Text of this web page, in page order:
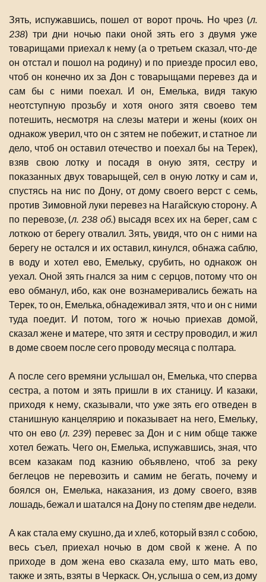
Зять, испужавшись, пошел от ворот прочь. Но чрез (л.
238) три дни ночью паки оной зять его з двумя уже
товарищами приехал к нему (а о третьем сказал, что-де
он отстал и пошол на родину) и по приезде просил ево,
чтоб он конечно их за Дон с товарыщами перевез да и
сам бы с ними поехал. И он, Емелька, видя такую
неотступную прозьбу и хотя оного зятя своево тем
потешить, несмотря на слезы матери и жены (коих он
однакож уверил, что он с зятем не побежит, и статное ли
дело, чтоб он оставил отечество и поехал бы на Терек),
взяв свою лотку и посадя в оную зятя, сестру и
показанных двух товарыщей, сел в оную лотку и сам и,
спустясь на нис по Дону, от дому своего верст с семь,
против Зимовной луки перевез на Нагайскую сторону. А
по перевозе, (л. 238 об.) высадя всех их на берег, сам с
лоткою от берегу отвалил. Зять, увидя, что он с ними на
берегу не остался и их оставил, кинулся, обнажа саблю,
в воду и хотел ево, Емельку, срубить, но однакож он
уехал. Оной зять гнался за ним с серцов, потому что он
ево обманул, ибо, как оне вознамеривались бежать на
Терек, то он, Емелька, обнадеживал зятя, что и он с ними
туда поедит. И потом, того ж ночью приехав домой,
сказал жене и матере, что зятя и сестру проводил, и жил
в доме своем после сего проводу месяца с полтара.
А после сего времяни услышал он, Емелька, что сперва
сестра, а потом и зять пришли в их станицу. И казаки,
приходя к нему, сказывали, что уже зять его отведен в
станишную канцелярию и показывает на него, Емельку,
что он ево (л. 239) перевес за Дон и с ним обще также
хотел бежать. Чего он, Емелька, испужавшись, зная, что
всем казакам под казнию объявлено, чтоб за реку
беглецов не перевозить и самим не бегать, почему и
боялся он, Емелька, наказания, из дому своего, взяв
лошадь, бежал и шатался на Дону по степям две недели.
А как стала ему скушно, да и хлеб, который взял с собою,
весь съел, приехал ночью в дом свой к жене. А по
приходе в дом жена ево сказала ему, што мать ево,
также и зять, взяты в Черкаск. Он, услыша о сем, из дому